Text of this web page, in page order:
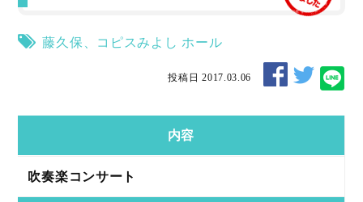
藤久保 コピスみよし ホール
投稿日 2017.03.06
内容
吹奏楽コンサート